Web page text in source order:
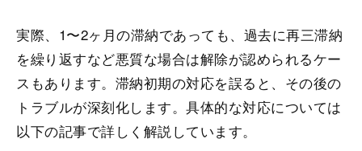
実際、1〜2ヶ月の滞納であっても、過去に再三滞納
を繰り返すなど悪質な場合は解除が認められるケー
スもあります。滞納初期の対応を誤ると、その後の
トラブルが深刻化します。具体的な対応については
以下の記事で詳しく解説しています。